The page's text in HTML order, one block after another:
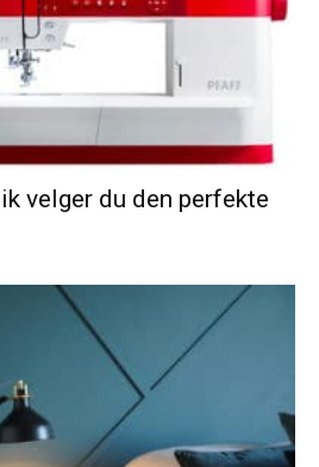
velger du den perfekte